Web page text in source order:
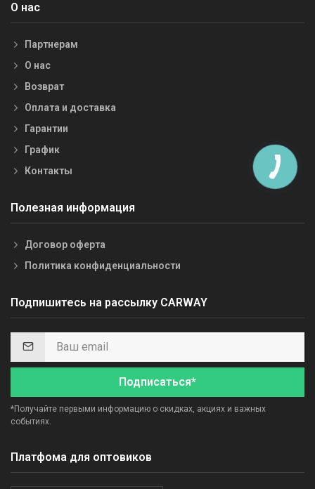
О нас
Партнерам
О нас
Возврат
Оплата и доставка
Гарантии
График
Контакты
Полезная информация
Договор оферта
Политика конфиденциальности
Подпишитесь на рассылку CARWAY
Подписаться*
*Получайте первыми информацию о скидках, акциях и важных
событиях.
Платфома для оптовиков